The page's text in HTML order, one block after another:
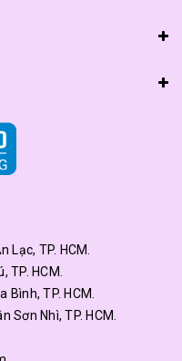
Lạc, TP. HCM.
TP. HCM.
Bình, TP. HCM.
Sơn Nhì, TP. HCM.